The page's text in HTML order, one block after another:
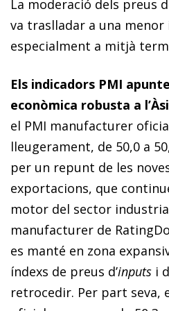
La moderació dels preus
va traslladar a una menor
especialment a mitjà
Els indicadors PMI
econòmica robusta a
el PMI manufacturer
lleugerament, de 50,0 a
per un repunt de les
exportacions, que
motor del sector
manufacturer de
es manté en zona
índexs de preus d’inputs i
retrocedir. Per part seva,